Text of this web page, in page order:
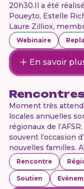
20h30.Il a été
Poueyto, Estelle
Laure Zilliox,
Webinaire
En savoir
Moment très
locales annuelles
régionaux de
souvent l’occasion
nouvelles familles.
Rencontre
Soutien